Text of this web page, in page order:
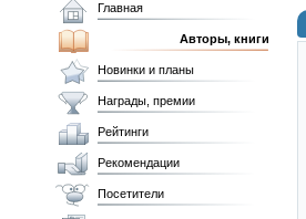
Главная
Авторы, книги
Новинки и планы
Награды, премии
Рейтинги
Рекомендации
Посетители